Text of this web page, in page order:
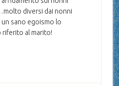
diversi dai nonni
sano egoismo lo
al marito!